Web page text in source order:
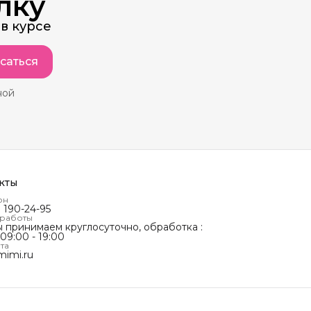
курсе
190-24-95
принимаем круглосуточно, обработка :
- 19:00